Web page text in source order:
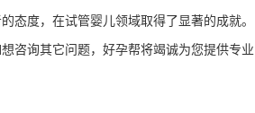
态度，在试管婴儿领域取得了显著的成就。
咨询其它问题，好孕帮将竭诚为您提供专业